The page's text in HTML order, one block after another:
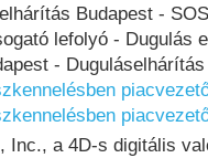
Budapest -
lefolyó - Dugulás
-
Inc., a 4D-s digitális